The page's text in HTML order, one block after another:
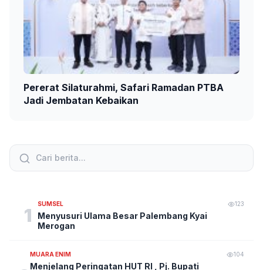
Pererat Silaturahmi, Safari Ramadan PTBA
Jadi Jembatan Kebaikan
1
SUMSEL 123
Menyusuri Ulama Besar Palembang Kyai
Merogan
MUARA ENIM 104
Menjelang Peringatan HUT RI , Pj. Bupati